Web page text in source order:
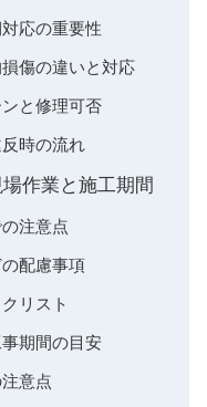
応の重要性
傷の違いと対応
と修理可否
時の流れ
作業と施工期間
注意点
配慮事項
リスト
期間の目安
意点